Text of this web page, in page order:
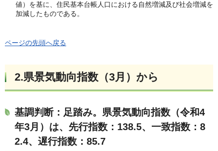
値）を基に、住民基本台帳人口における自然増減及び社会増減を
加減したものである。
ページの先頭へ戻る
2.県景気動向指数（3月） から
基調判断：足踏み。 県景気動向指数（令和4
年3月）は、先行指数：138.5、一致指数：8
2.4、遅行指数：85.7